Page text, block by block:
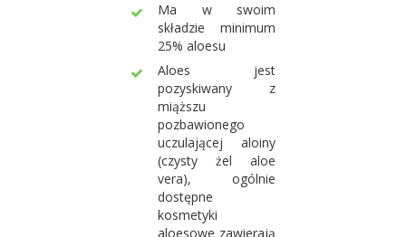
Ma w swoim
składzie minimum
25% aloesu
Aloes jest
pozyskiwany z
miąższu
pozbawionego
uczulającej aloiny
(czysty żel aloe
vera), ogólnie
dostępne
kosmetyki
aloesowe zawierają